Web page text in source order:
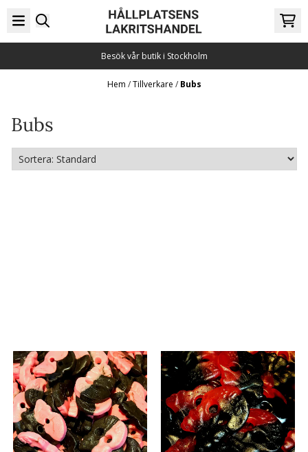
Hoppa till innehåll
Besök vår butik i Stockholm
Hem /Tillverkare / Bubs
Bubs